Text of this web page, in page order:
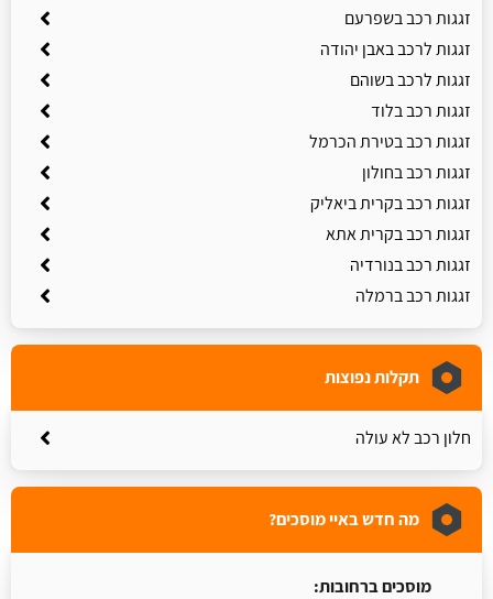
זגגות רכב בשפרעם
זגגות לרכב באבן יהודה
זגגות לרכב בשוהם
זגגות רכב בלוד
זגגות רכב בטירת הכרמל
זגגות רכב בחולון
זגגות רכב בקרית ביאליק
זגגות רכב בקרית אתא
זגגות רכב בנורדיה
זגגות רכב ברמלה
תקלות נפוצות
חלון רכב לא עולה
מה חדש באיי מוסכים?
מוסכים ברחובות: